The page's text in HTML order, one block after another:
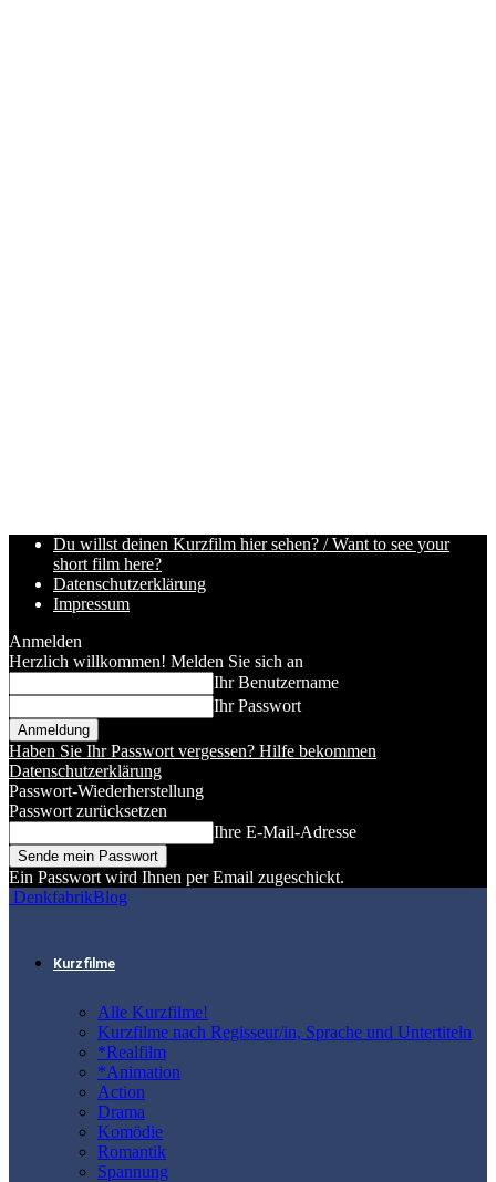
Du willst deinen Kurzfilm hier sehen? / Want to see your
short film here?
Datenschutzerklärung
Impressum
Anmelden
Herzlich willkommen! Melden Sie sich an
Ihr Benutzername
Ihr Passwort
Haben Sie Ihr Passwort vergessen? Hilfe bekommen
Datenschutzerklärung
Passwort-Wiederherstellung
Passwort zurücksetzen
Ihre E-Mail-Adresse
Ein Passwort wird Ihnen per Email zugeschickt.
DenkfabrikBlog
Kurzfilme
Alle Kurzfilme!
Kurzfilme nach Regisseur/in, Sprache und Untertiteln
*Realfilm
*Animation
Action
Drama
Komödie
Romantik
Spannung